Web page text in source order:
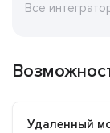
Все
Удаленный